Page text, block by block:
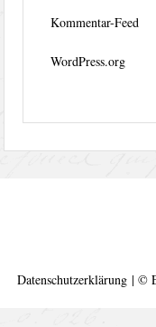
Kommentar-Feed
WordPress.org
Datenschutzerklärung | ©